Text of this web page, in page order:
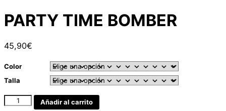
PARTY TIME BOMBER
45,90€
Color
Talla
PARTY
TIME
Añadir al carrito